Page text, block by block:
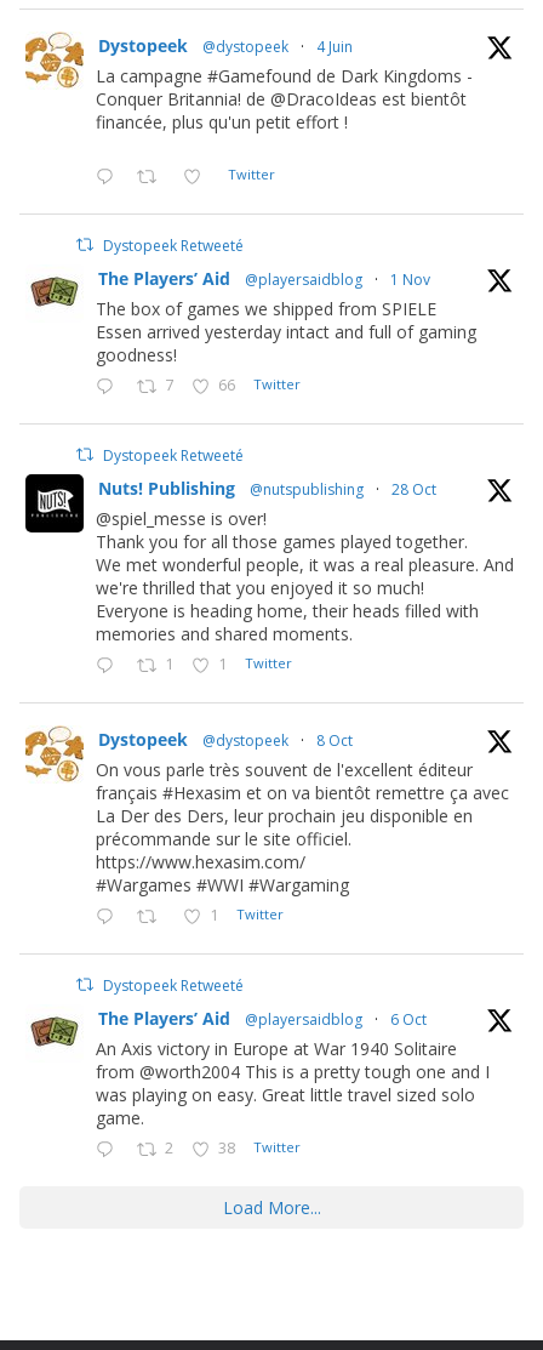
Dystopeek @dystopeek · 4 Juin
La campagne #Gamefound de Dark Kingdoms -
Conquer Britannia! de @DracoIdeas est bientôt
financée, plus qu'un petit effort !
Twitter
Dystopeek Retweeté
The Players’ Aid @playersaidblog · 1 Nov
The box of games we shipped from SPIELE
Essen arrived yesterday intact and full of gaming
goodness!
7 66 Twitter
Dystopeek Retweeté
Nuts! Publishing @nutspublishing · 28 Oct
@spiel_messe is over!
Thank you for all those games played together.
We met wonderful people, it was a real pleasure. And
we're thrilled that you enjoyed it so much!
Everyone is heading home, their heads filled with
memories and shared moments.
1 1 Twitter
Dystopeek @dystopeek · 8 Oct
On vous parle très souvent de l'excellent éditeur
français #Hexasim et on va bientôt remettre ça avec
La Der des Ders, leur prochain jeu disponible en
précommande sur le site officiel.
https://www.hexasim.com/
#Wargames #WWI #Wargaming
1 Twitter
Dystopeek Retweeté
The Players’ Aid @playersaidblog · 6 Oct
An Axis victory in Europe at War 1940 Solitaire
from @worth2004 This is a pretty tough one and I
was playing on easy. Great little travel sized solo
game.
2 38 Twitter
Load More...